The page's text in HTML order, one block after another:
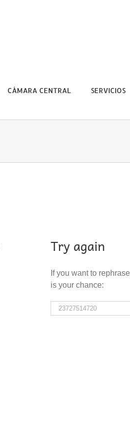
CÁMARA CENTRAL SERVICIOS
Try again
If you want to
is your chance:
Search
for: